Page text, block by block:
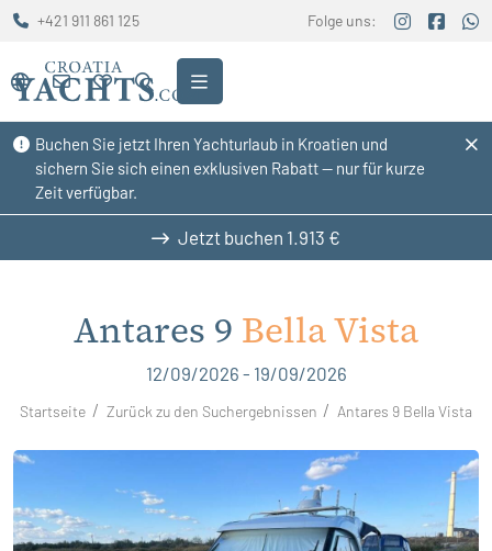
Buchen Sie jetzt Ihren Yachturlaub in Kroatien und
sichern Sie sich einen exklusiven Rabatt — nur für kurze
Zeit verfügbar.
+421 911 861 125 Folge uns:
Jetzt buchen 1.913 €
Antares 9 Bella Vista
12/09/2026 - 19/09/2026
Startseite Zurück zu den Suchergebnissen Antares 9 Bella Vista